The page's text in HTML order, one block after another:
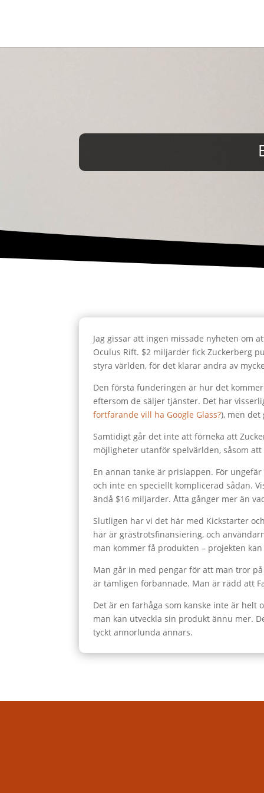
Jag gissar att ingen missade nyheten om
Oculus Rift. $2 miljarder fick Zuckerberg
styra världen, för det klarar andra av
Den första funderingen är hur det
eftersom de säljer tjänster. Det har
fortfarande vill ha Google Glass?), men
Samtidigt går det inte att förneka att
möjligheter utanför spelvärlden, såsom
En annan tanke är prislappen. För
och inte en speciellt komplicerad sådan.
ändå $16 miljarder. Åtta gånger mer än
Slutligen har vi det här med Kickstarter
här är grästrotsfinansiering, och
man kommer få produkten – projekten
Man går in med pengar för att man tror
är tämligen förbannade. Man är rädd att
Det är en farhåga som kanske inte är helt
man kan utveckla sin produkt ännu mer.
tyckt annorlunda annars.